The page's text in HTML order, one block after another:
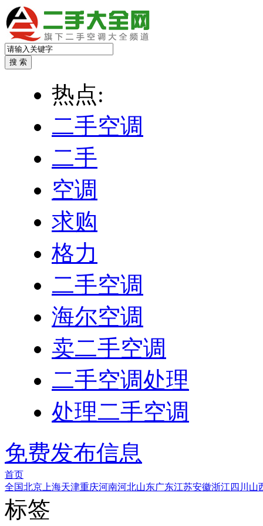
热点:
二手空调
二手
空调
求购
格力
二手空调
海尔空调
卖二手空调
二手空调处理
处理二手空调
免费发布信息
首页
全国北京 上海天津重庆河南河北山东广东江苏安徽浙江 四川 山
标签